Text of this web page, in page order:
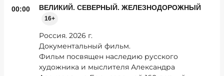
00:00 ВЕЛИКИЙ. СЕВЕРНЫЙ. ЖЕЛЕЗНОДОРОЖНЫЙ
16+
Россия. 2026 г.
Документальный фильм.
Фильм посвящен наследию русского
художника и мыслителя Александра